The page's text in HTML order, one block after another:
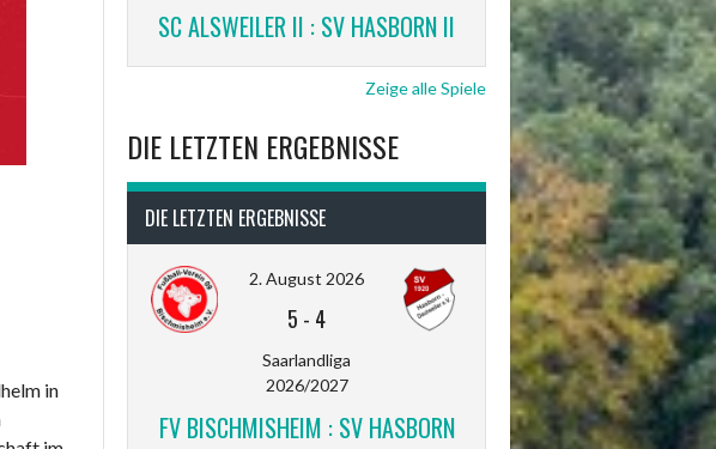
in
SC ALSWEILER II : SV HASBORN II
Zeige alle Spiele
DIE LETZTEN ERGEBNISSE
DIE LETZTEN ERGEBNISSE
2. August 2026
5 - 4
Saarlandliga
2026/2027
FV BISCHMISHEIM : SV HASBORN